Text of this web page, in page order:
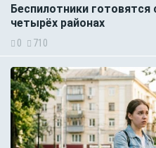
Беспилотники готовятся
четырёх районах
0 710